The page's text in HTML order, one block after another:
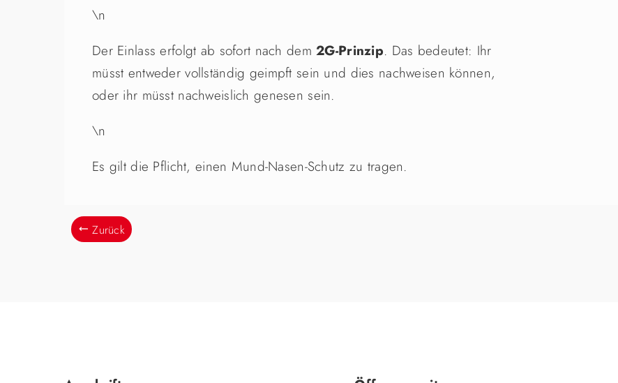
\n
Der Einlass erfolgt ab sofort nach dem2G-Prinzip. Das bedeutet: Ihr
müsst entweder vollständig geimpft sein und dies nachweisen können,
oder ihr müsst nachweislich genesen sein.
\n
Es gilt die Pflicht, einen Mund-Nasen-Schutz zu tragen.
Zurück